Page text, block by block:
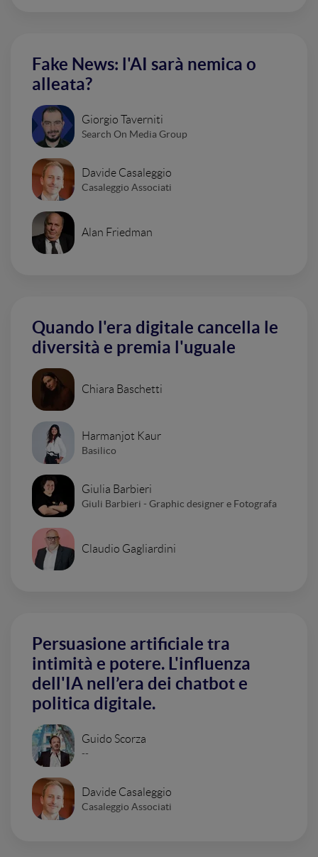
Fake News: l'AI sarà nemica o
alleata?
Giorgio Taverniti
Search On Media Group
Davide Casaleggio
Casaleggio Associati
Alan Friedman
Quando l'era digitale cancella le
diversità e premia l'uguale
Chiara Baschetti
Harmanjot Kaur
Basilico
Giulia Barbieri
Giuli Barbieri - Graphic designer e Fotografa
Claudio Gagliardini
Persuasione artificiale tra
intimità e potere. L'influenza
dell'IA nell’era dei chatbot e
politica digitale.
Guido Scorza
--
Davide Casaleggio
Casaleggio Associati